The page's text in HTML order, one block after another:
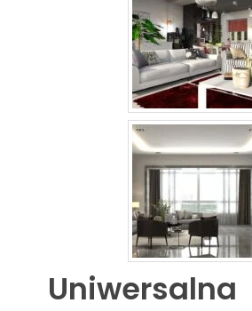
Uniwersalna